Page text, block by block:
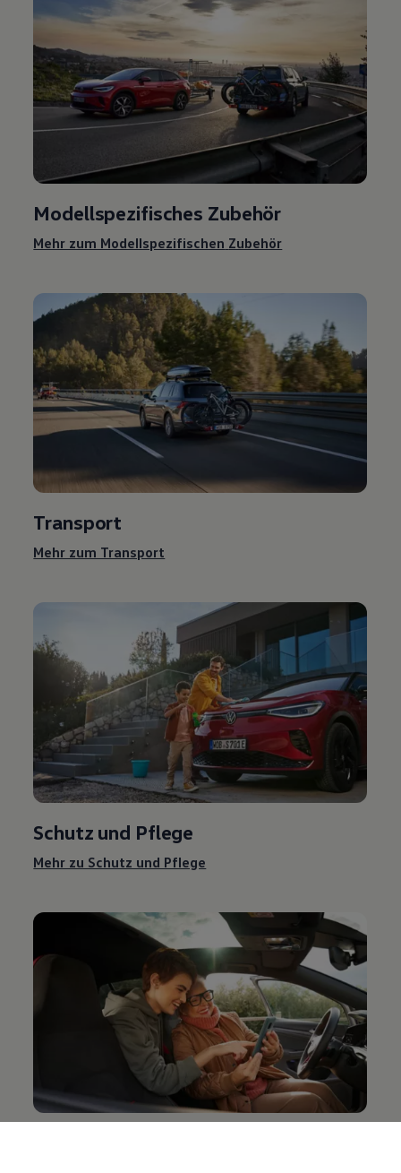
Modellspezifisches Zubehör
Mehr zum Modellspezifischen Zubehör
Transport
Mehr zum Transport
Schutz und Pflege
Mehr zu Schutz und Pflege